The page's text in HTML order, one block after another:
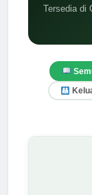
Tersedia di